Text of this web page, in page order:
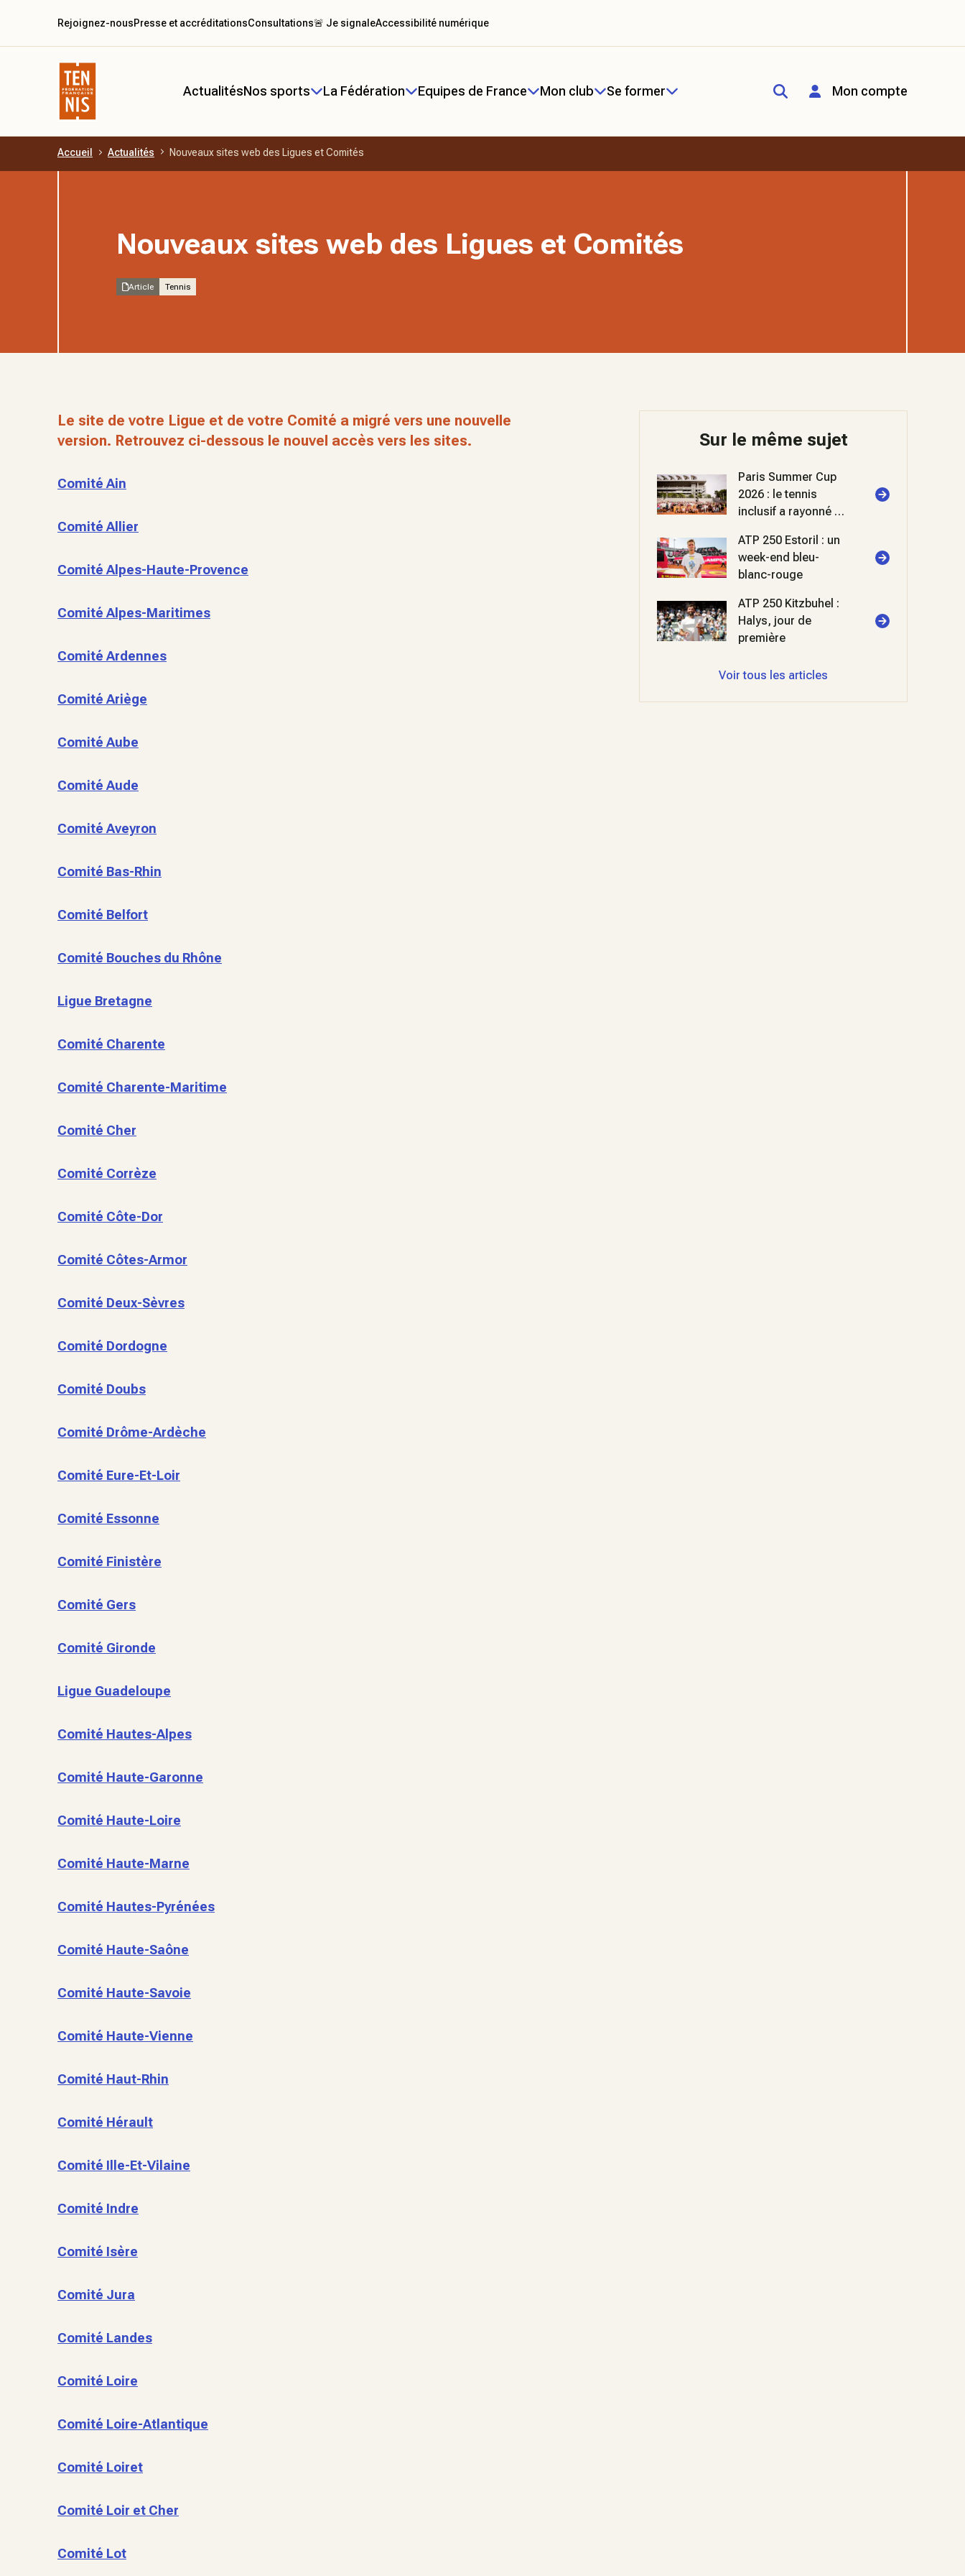
Aller au contenu principal
ActualitésNos sports La Fédération Equipes de France Mon club Se former Mon compte
Rejoignez-nousPresse et accréditationsConsultations🚨 Je signaleAccessibilité numérique
Accueil Actualités Nouveaux sites web des Ligues et Comités
Nouveaux sites web des Ligues et Comités
Article Tennis
Le site de votre Ligue et de votre Comité a migré vers une nouvelle
version. Retrouvez ci-dessous le nouvel accès vers les sites.
Comité Ain
Comité Allier
Comité Alpes-Haute-Provence
Comité Alpes-Maritimes
Comité Ardennes
Comité Ariège
Comité Aube
Comité Aude
Comité Aveyron
Comité Bas-Rhin
Comité Belfort
Comité Bouches du Rhône
Ligue Bretagne
Comité Charente
Comité Charente-Maritime
Comité Cher
Comité Corrèze
Comité Côte-Dor
Comité Côtes-Armor
Comité Deux-Sèvres
Comité Dordogne
Comité Doubs
Comité Drôme-Ardèche
Comité Eure-Et-Loir
Comité Essonne
Comité Finistère
Comité Gers
Comité Gironde
Ligue Guadeloupe
Comité Hautes-Alpes
Comité Haute-Garonne
Comité Haute-Loire
Comité Haute-Marne
Comité Hautes-Pyrénées
Comité Haute-Saône
Comité Haute-Savoie
Comité Haute-Vienne
Comité Haut-Rhin
Comité Hérault
Comité Ille-Et-Vilaine
Comité Indre
Comité Isère
Comité Jura
Comité Landes
Comité Loire
Comité Loire-Atlantique
Comité Loiret
Comité Loir et Cher
Comité Lot
Sur le même sujet
Paris Summer Cup
2026 : le tennis
inclusif a rayonné à
ATP 250 Estoril : un
week-end bleu-
blanc-rouge
ATP 250 Kitzbuhel :
Halys, jour de
première
Voir tous les articles